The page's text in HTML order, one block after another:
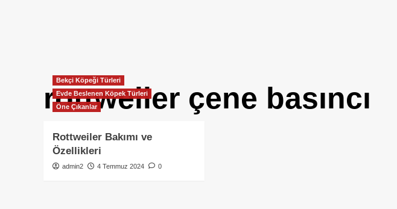
rottweiler çene basıncı
Bekçi Köpeği Türleri
Evde Beslenen Köpek Türleri
Öne Çıkanlar
Rottweiler Bakımı ve
Özellikleri
admin2 4 Temmuz 2024 0